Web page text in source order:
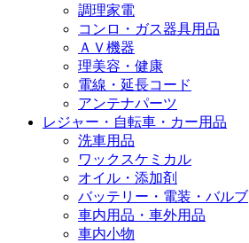
調理家電
コンロ・ガス器具用品
ＡＶ機器
理美容・健康
電線・延長コード
アンテナパーツ
レジャー・自転車・カー用品
洗車用品
ワックスケミカル
オイル・添加剤
バッテリー・電装・バルブ
車内用品・車外用品
車内小物